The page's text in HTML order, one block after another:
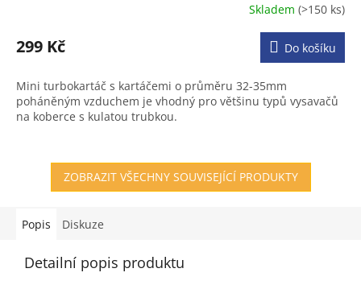
produktu
je
z
5
hvězdiček.
Skladem(>150 ks)
299 Kč Do košíku
Mini turbokartáč s kartáčemi o průměru 32-35mm
poháněným vzduchem je vhodný pro většinu typů vysavačů
na koberce s kulatou trubkou.
ZOBRAZIT VŠECHNY SOUVISEJÍCÍ PRODUKTY
Popis Diskuze
Detailní popis produktu